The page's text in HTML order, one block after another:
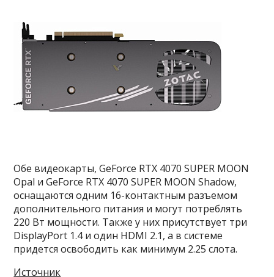
Обе видеокарты, GeForce RTX 4070 SUPER MOON
Opal и GeForce RTX 4070 SUPER MOON Shadow,
оснащаются одним 16-контактным разъемом
дополнительного питания и могут потреблять
220 Вт мощности. Также у них присутствует три
DisplayPort 1.4 и один HDMI 2.1, а в системе
придется освободить как минимум 2.25 слота.
Источник